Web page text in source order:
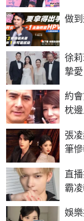
做
PR
徐
摯
約
枕
張
筆
直
霸
娛